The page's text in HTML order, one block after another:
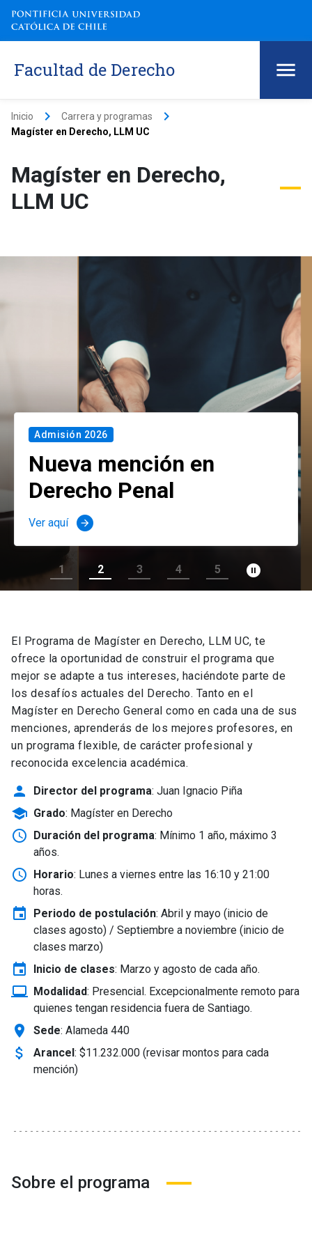
Facultad de Derecho
Inicio keyboard_arrow_right Carrera y programas keyboard_arrow_right
Magíster en Derecho, LLM UC
Magíster en Derecho,
LLM UC
Admisión 2026
Nueva mención en
Derecho Penal
Ver aquí arrow_forward
1 2 3 4 5 pause_circle_filled
El Programa de Magíster en Derecho, LLM UC, te
ofrece la oportunidad de construir el programa que
mejor se adapte a tus intereses, haciéndote parte de
los desafíos actuales del Derecho. Tanto en el
Magíster en Derecho General como en cada una de sus
menciones, aprenderás de los mejores profesores, en
un programa flexible, de carácter profesional y
reconocida excelencia académica.
person Director del programa: Juan Ignacio Piña
school Grado: Magíster en Derecho
schedule Duración del programa: Mínimo 1 año, máximo 3
años.
schedule Horario: Lunes a viernes entre las 16:10 y 21:00
horas.
event Periodo de postulación: Abril y mayo (inicio de
clases agosto) / Septiembre a noviembre (inicio de
clases marzo)
event Inicio de clases: Marzo y agosto de cada año.
laptop_windows Modalidad: Presencial. Excepcionalmente remoto para
quienes tengan residencia fuera de Santiago.
location_on Sede: Alameda 440
attach_money Arancel: $11.232.000 (revisar montos para cada
mención)
Sobre el programa